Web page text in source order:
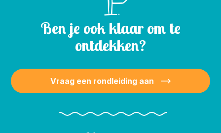
Ben je ook klaar om te
ontdekken?
Vraag een rondleiding aan